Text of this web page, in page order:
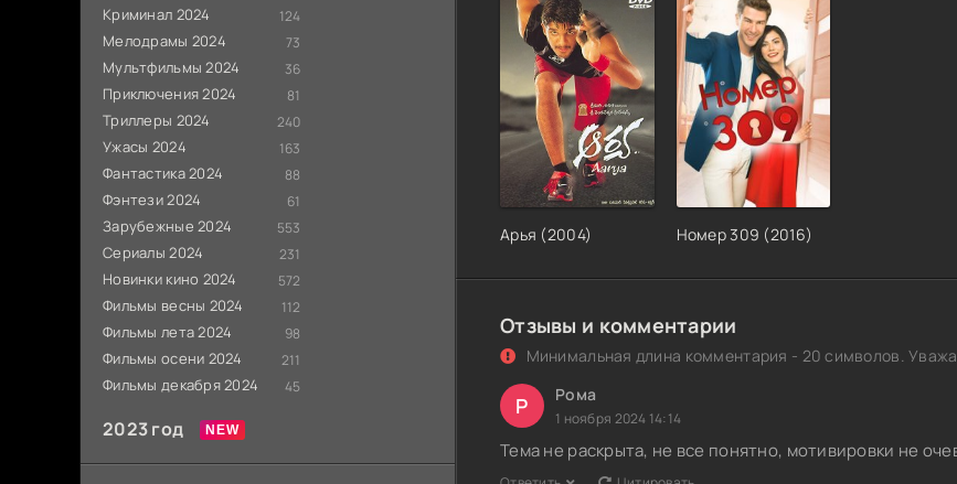
Криминал 2024 124
Мелодрамы 2024 73
Мультфильмы 2024 36
Приключения 2024 81
Триллеры 2024 240
Ужасы 2024 163
Фантастика 2024 88
Фэнтези 2024 61
Зарубежные 2024 553
Сериалы 2024 231
Новинки кино 2024 572
Фильмы весны 2024 112
Фильмы лета 2024 98
Фильмы осени 2024 211
Фильмы декабря 2024 45
2023 год
Арья (2004) Номер 309 (2016)
Отзывы и комментарии
Минимальная длина комментария - 20 символов.
Р Рома
1 ноября 2024 14:14
Тема не раскрыта, не все понятно, мотивировки не